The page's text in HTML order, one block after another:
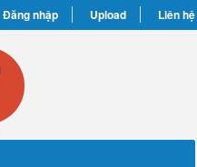
Đăng nhập Upload Liên hệ